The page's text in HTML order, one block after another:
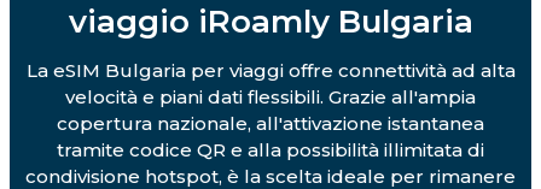
viaggio iRoamly Bulgaria
La eSIM Bulgaria per viaggi offre connettività ad alta
velocità e piani dati flessibili. Grazie all'ampia
copertura nazionale, all'attivazione istantanea
tramite codice QR e alla possibilità illimitata di
condivisione hotspot, è la scelta ideale per rimanere